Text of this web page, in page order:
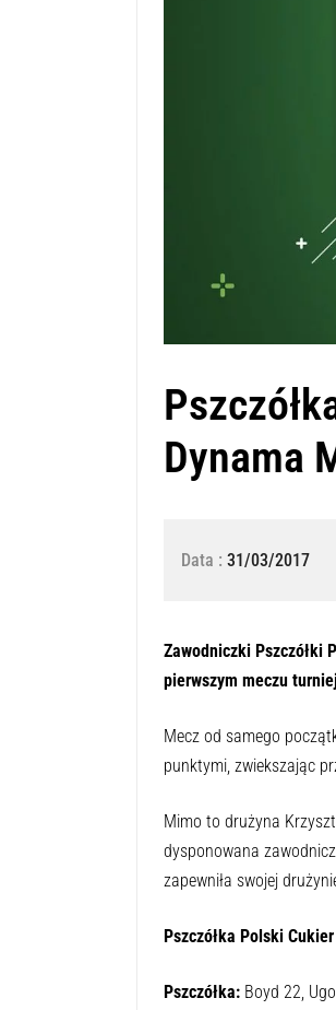
Dynama
Data : 31/03/2017
Zawodniczki Pszczółki
pierwszym meczu
Mecz od samego
punktymi, zwiekszając
Mimo to drużyna
dysponowana
zapewniła swojej
Pszczółka Polski
Pszczółka:Boyd 22,